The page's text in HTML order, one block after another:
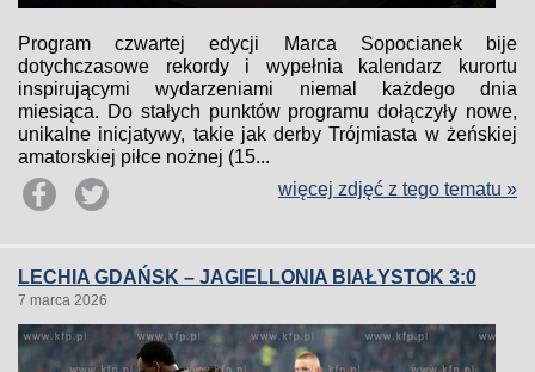
Program czwartej edycji Marca Sopocianek bije
dotychczasowe rekordy i wypełnia kalendarz kurortu
inspirującymi wydarzeniami niemal każdego dnia
miesiąca. Do stałych punktów programu dołączyły nowe,
unikalne inicjatywy, takie jak derby Trójmiasta w żeńskiej
amatorskiej piłce nożnej (15...
więcej zdjęć z tego tematu »
LECHIA GDAŃSK – JAGIELLONIA BIAŁYSTOK 3:0
7 marca 2026